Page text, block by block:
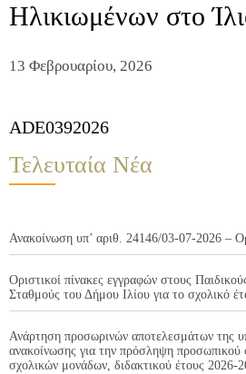
Ηλικιωμένων στο
13 Φεβρουαρίου, 2026
ADE0392026
Τελευταία Νέα
Ανακοίνωση υπ’ αριθ. 24146/03-07-2026 –
Οριστικοί πίνακες εγγραφών στους
Σταθμούς του Δήμου Ιλίου για το σχολικό
Ανάρτηση προσωρινών αποτελεσμάτων της
ανακοίνωσης για την πρόσληψη προσωπικού
σχολικών μονάδων, διδακτικού έτους 2026-